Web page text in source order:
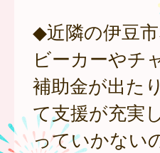
◆近隣の伊豆
ビーカーやチ
補助金が出た
て支援が充実
っていかない